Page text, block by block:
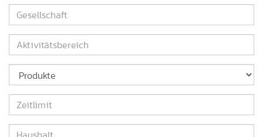
Gesellschaft
Aktivitätsbereich
Produkte
Zeitlimit
Haushalt